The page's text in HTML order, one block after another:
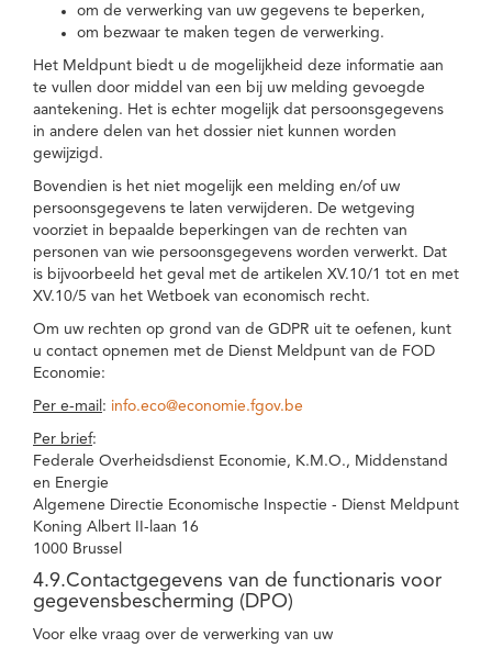
om de verwerking van uw gegevens te beperken,
om bezwaar te maken tegen de verwerking.
Het Meldpunt biedt u de mogelijkheid deze informatie aan
te vullen door middel van een bij uw melding gevoegde
aantekening. Het is echter mogelijk dat persoonsgegevens
in andere delen van het dossier niet kunnen worden
gewijzigd.
Bovendien is het niet mogelijk een melding en/of uw
persoonsgegevens te laten verwijderen. De wetgeving
voorziet in bepaalde beperkingen van de rechten van
personen van wie persoonsgegevens worden verwerkt. Dat
is bijvoorbeeld het geval met de artikelen XV.10/1 tot en met
XV.10/5 van het Wetboek van economisch recht.
Om uw rechten op grond van de GDPR uit te oefenen, kunt
u contact opnemen met de Dienst Meldpunt van de FOD
Economie:
Per e-mail : info.eco@economie.fgov.be
Per brief:
Federale Overheidsdienst Economie, K.M.O., Middenstand
en Energie
Algemene Directie Economische Inspectie - Dienst Meldpunt
Koning Albert II-laan 16
1000 Brussel
4.9.Contactgegevens van de functionaris voor
gegevensbescherming (DPO)
Voor elke vraag over de verwerking van uw